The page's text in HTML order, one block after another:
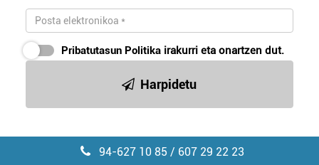
Pribatutasun Politika irakurri eta onartzen dut.
Harpidetu
94-627 10 85 / 607 29 22 23